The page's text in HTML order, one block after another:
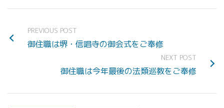
PREVIOUS POST
御住職は堺・信唱寺の御会式をご奉修
NEXT POST
御住職は今年最後の法類巡教をご奉修